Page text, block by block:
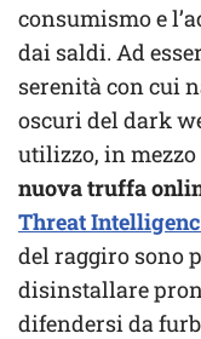
consumismo e
dai saldi. Ad
serenità con cui
oscuri del dark
utilizzo, in
nuova truffa
Threat
del raggiro sono
disinstallare
difendersi da